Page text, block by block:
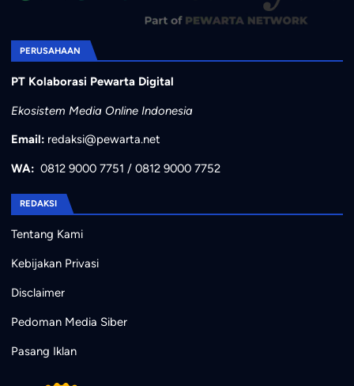
PERUSAHAAN
PT Kolaborasi Pewarta Digital
Ekosistem Media Online Indonesia
Email: redaksi@pewarta.net
WA: 0812 9000 7751 / 0812 9000 7752
REDAKSI
Tentang Kami
Kebijakan Privasi
Disclaimer
Pedoman Media Siber
Pasang Iklan